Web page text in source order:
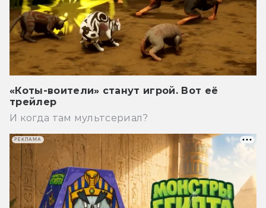
«Коты-воители» станут игрой. Вот её
трейлер
И когда там мультсериал?
РЕКЛАМА